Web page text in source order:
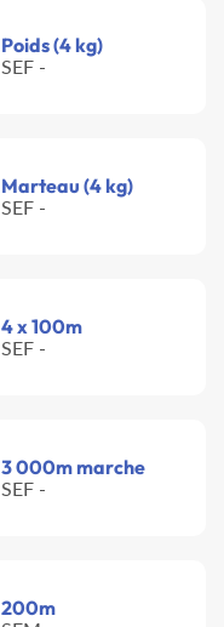
Poids (4 kg)
SEF -
Marteau (4 kg)
SEF -
4 x 100m
SEF -
3 000m marche
SEF -
200m